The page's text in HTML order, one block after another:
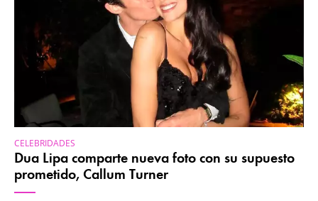
CELEBRIDADES
Dua Lipa comparte nueva foto con su supuesto
prometido, Callum Turner